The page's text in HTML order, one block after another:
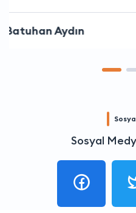
Özge Can
Sosyal